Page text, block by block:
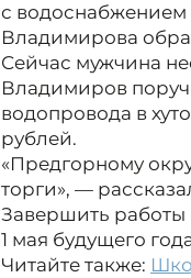
с
Владимирова
Сейчас мужчина
Владимиров
водопровода в
рублей.
«Предгорному
торги», —
Завершить работы
1 мая будущего
Читайте также: